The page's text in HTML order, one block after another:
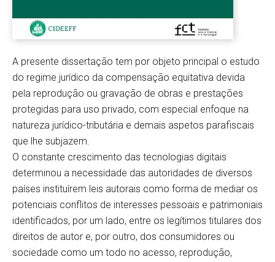
A presente dissertação tem por objeto principal o estudo
do regime jurídico da compensação equitativa devida
pela reprodução ou gravação de obras e prestações
protegidas para uso privado, com especial enfoque na
natureza jurídico-tributária e demais aspetos parafiscais
que lhe subjazem.
O constante crescimento das tecnologias digitais
determinou a necessidade das autoridades de diversos
países instituírem leis autorais como forma de mediar os
potenciais conflitos de interesses pessoais e patrimoniais
identificados, por um lado, entre os legítimos titulares dos
direitos de autor e, por outro, dos consumidores ou
sociedade como um todo no acesso, reprodução,